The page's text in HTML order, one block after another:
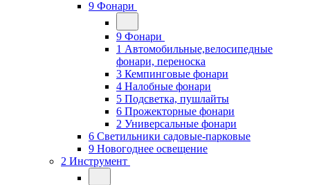
9 Фонари
9 Фонари
1 Автомобильные,велосипедные
фонари, переноска
3 Кемпинговые фонари
4 Налобные фонари
5 Подсветка, пушлайты
6 Прожекторные фонари
2 Универсальные фонари
6 Светильники садовые-парковые
9 Новогоднее освещение
2 Инструмент